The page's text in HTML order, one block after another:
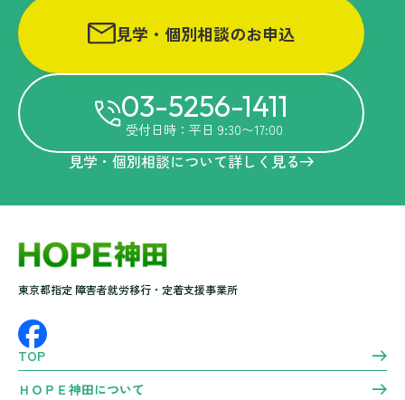
見学・個別相談のお申込
03-5256-1411
受付日時：平日 9:30〜17:00
見学・個別相談について詳しく見る
東京都指定 障害者就労移行・定着支援事業所
TOP
ＨＯＰＥ神田について